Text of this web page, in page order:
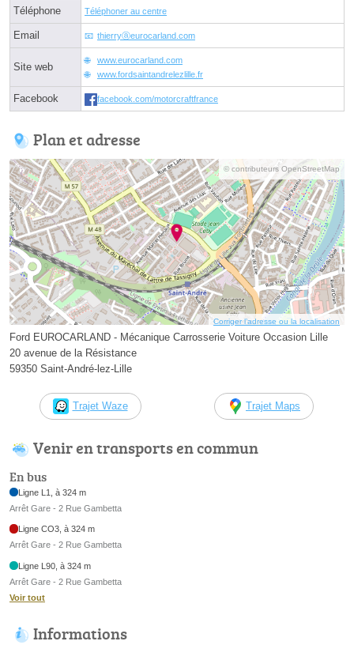
Téléphone Téléphoner au centre
Email thierryⓐeurocarland.com
Site web
www.eurocarland.com
www.fordsaintandrelezlille.fr
Facebook facebook.com/motorcraftfrance
Plan et adresse
© contributeurs OpenStreetMap
Corriger l’adresse ou la localisation
Ford EUROCARLAND - Mécanique Carrosserie Voiture Occasion Lille
20 avenue de la Résistance
59350 Saint-André-lez-Lille
Trajet Waze Trajet Maps
Venir en transports en commun
En bus
Ligne L1, à 324 m
Arrêt Gare - 2 Rue Gambetta
Ligne CO3, à 324 m
Arrêt Gare - 2 Rue Gambetta
Ligne L90, à 324 m
Arrêt Gare - 2 Rue Gambetta
Voir tout
Informations